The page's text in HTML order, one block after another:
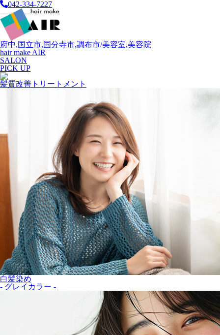
042-334-7227
府中,国立市,国分寺市,調布市/美容室,美容院
hair make AIR
SALON
PICK UP
髪質改善トリートメント
白髪染め
- グレイカラー -